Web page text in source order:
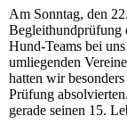
Am Sonntag, den
Begleithundprüfung
Hund-Teams bei
umliegenden
hatten wir
Prüfung
gerade seinen 15.